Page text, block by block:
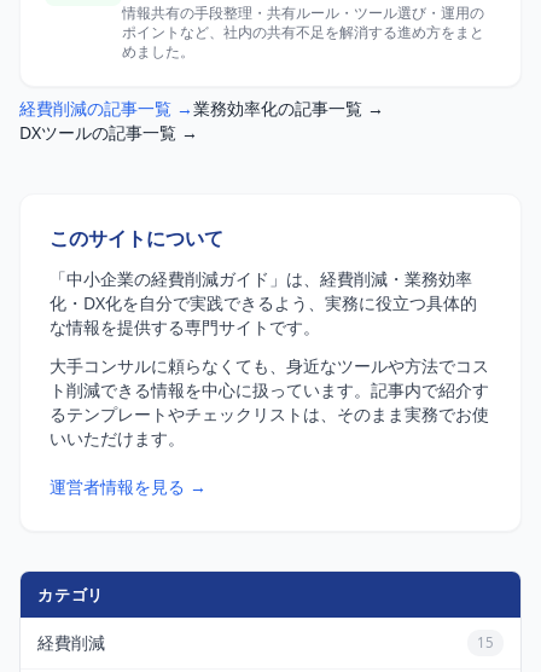
情報共有の手段整理・共有ルール・ツール選び・運用の
ポイントなど、社内の共有不足を解消する進め方をまと
めました。
経費削減の記事一覧 →業務効率化の記事一覧 →
DXツールの記事一覧 →
このサイトについて
「中小企業の経費削減ガイド」は、経費削減・業務効率
化・DX化を自分で実践できるよう、実務に役立つ具体的
な情報を提供する専門サイトです。
大手コンサルに頼らなくても、身近なツールや方法でコス
ト削減できる情報を中心に扱っています。記事内で紹介す
るテンプレートやチェックリストは、そのまま実務でお使
いいただけます。
運営者情報を見る →
カテゴリ
経費削減 15